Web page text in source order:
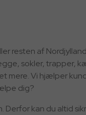
resten af
sokler, trapper,
Vi hjælper
dig?
Derfor kan du altid